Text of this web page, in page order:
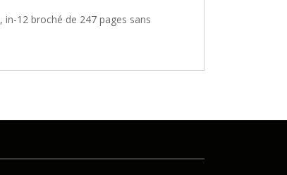
12 broché de 247 pages sans